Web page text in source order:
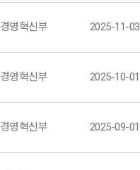
경영혁신부 2025-11-03
경영혁신부 2025-10-01
경영혁신부 2025-09-01